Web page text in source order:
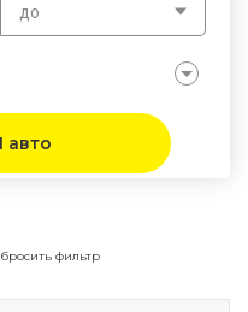
до
авто
фильтр